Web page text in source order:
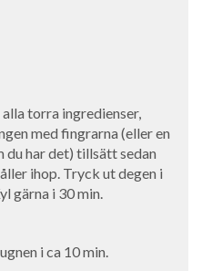
torra ingredienser,
med fingrarna (eller en
har det) tillsätt sedan
ihop. Tryck ut degen i
gärna i 30 min.
i ca 10 min.